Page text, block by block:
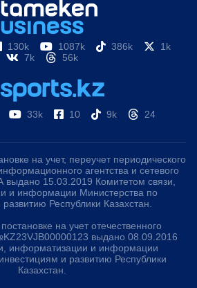
130k 1087k 386k
1k
7k
56k
33k 10 9k 24
на учет, переучет периодического
агентства и сетевого
15.03.2019 Комитетом связи,
и информации Министерства по
Республики Казахстан.
на учет отечественного
выдано 08.09.2016
информатизации и информации
и развитию Республики
Казахстан.